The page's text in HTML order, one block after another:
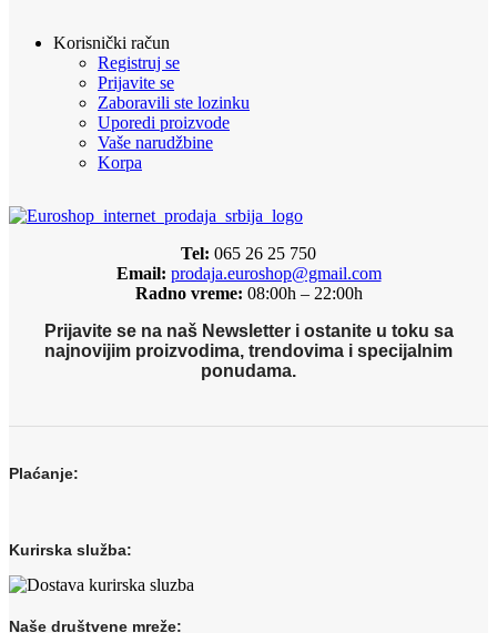
Korisnički račun
Registruj se
Prijavite se
Zaboravili ste lozinku
Uporedi proizvode
Vaše narudžbine
Korpa
Tel: 065 26 25 750
Email: prodaja.euroshop@gmail.com
Radno vreme: 08:00h – 22:00h
Prijavite se na naš Newsletter i ostanite u toku sa
najnovijim proizvodima, trendovima i specijalnim
ponudama.
Plaćanje:
Kurirska služba:
Naše društvene mreže: